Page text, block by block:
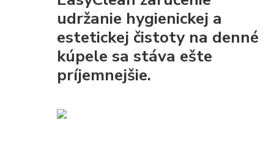
udržanie hygienickej a
estetickej čistoty na denné
kúpele sa stáva ešte
príjemnejšie.